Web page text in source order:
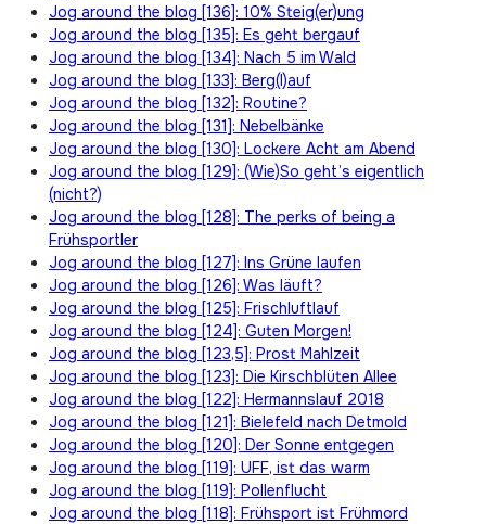
Jog around the blog [136]: 10% Steig(er)ung
Jog around the blog [135]: Es geht bergauf
Jog around the blog [134]: Nach 5 im Wald
Jog around the blog [133]: Berg(l)auf
Jog around the blog [132]: Routine?
Jog around the blog [131]: Nebelbänke
Jog around the blog [130]: Lockere Acht am Abend
Jog around the blog [129]: (Wie)So geht’s eigentlich
(nicht?)
Jog around the blog [128]: The perks of being a
Frühsportler
Jog around the blog [127]: Ins Grüne laufen
Jog around the blog [126]: Was läuft?
Jog around the blog [125]: Frischluftlauf
Jog around the blog [124]: Guten Morgen!
Jog around the blog [123,5]: Prost Mahlzeit
Jog around the blog [123]: Die Kirschblüten Allee
Jog around the blog [122]: Hermannslauf 2018
Jog around the blog [121]: Bielefeld nach Detmold
Jog around the blog [120]: Der Sonne entgegen
Jog around the blog [119]: UFF, ist das warm
Jog around the blog [119]: Pollenflucht
Jog around the blog [118]: Frühsport ist Frühmord